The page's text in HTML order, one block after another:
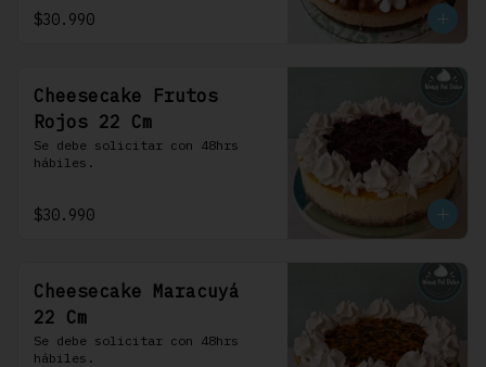
$30.990
Cheesecake Frutos
Rojos 22 Cm
Se debe solicitar con 48hrs
hábiles.
$30.990
Cheesecake Maracuyá
22 Cm
Se debe solicitar con 48hrs
hábiles.